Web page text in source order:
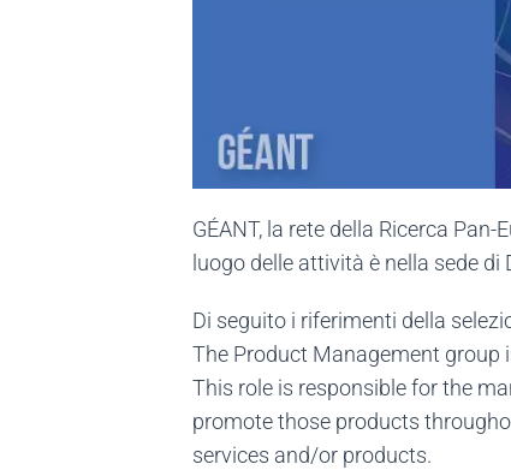
GÉANT, la rete della Ricerca
luogo delle attività è nella sede di
Di seguito i riferimenti della
The Product Management group
This role is responsible for the
promote those products
services and/or products.